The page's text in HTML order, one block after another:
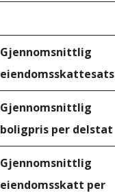
Gjennomsnittlig
eiendomsskattesats
Gjennomsnittlig
boligpris per delstat
Gjennomsnittlig
eiendomsskatt per